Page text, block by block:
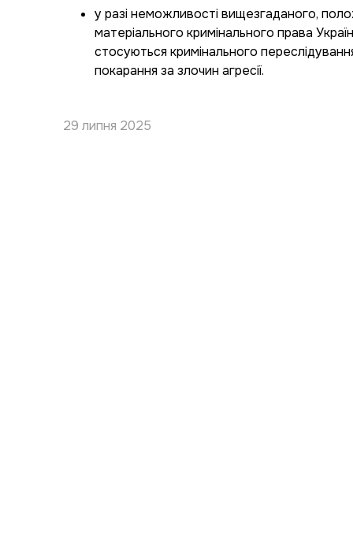
у разі неможливості вищезгаданого,
матеріального кримінального права
стосуються кримінального
покарання за злочин агресії.
29 липня 2025